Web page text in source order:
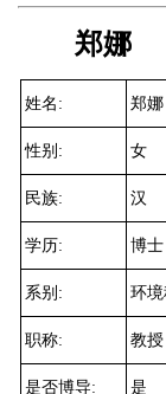
郑娜
姓名 : 郑娜
性别 : 女
民族: 汉
学历: 博士
系别 : 环
职称: 教授
是否博导: 是